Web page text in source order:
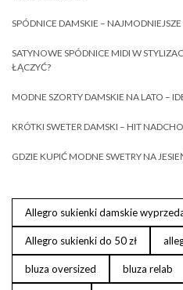
SPÓDNICE DAMSKIE –
SATYNOWE SPÓDNICE MIDI W
ŁĄCZYĆ?
MODNE SZORTY DAMSKIE NA LATO –
KRÓTKI SWETER DAMSKI – HIT
GDZIE KUPIĆ MODNE SWETRY NA
Allegro sukienki damskie
Allegro sukienki do 50 zł
bluza oversized bluza relab